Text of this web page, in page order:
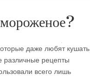
даже любят кушать
различные рецепты
всего лишь